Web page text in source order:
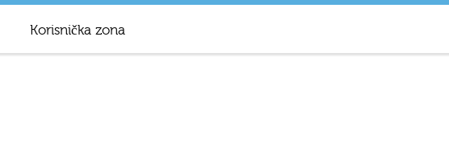
Korisnička zona